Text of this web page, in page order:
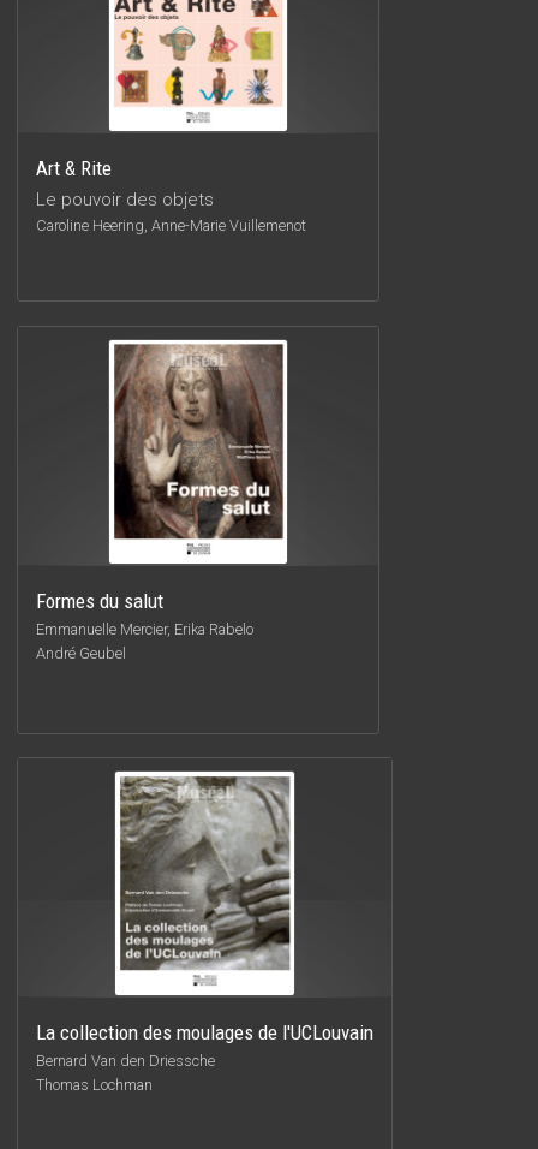
Art & Rite
Le pouvoir des objets
Caroline Heering, Anne-Marie Vuillemenot
Formes du salut
Emmanuelle Mercier, Erika Rabelo
André Geubel
La collection des moulages de l'UCLouvain
Bernard Van den Driessche
Thomas Lochman